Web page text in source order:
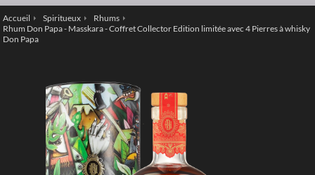
Accueil Spiritueux
/
Rhums
Rhum Don Papa - Masskara - Coffret Collector Edition limitée avec 4 Pierres à whisky
Don Papa